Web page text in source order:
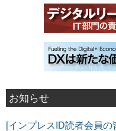
お知らせ
[インプレスID読者会員